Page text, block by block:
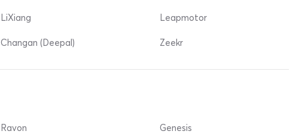
LiXiang
Changan (Deepal)
Leapmotor
Zeekr
Ravon Genesis